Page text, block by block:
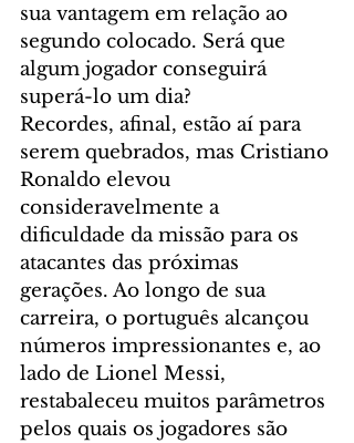
sua vantagem em relação ao
segundo colocado. Será que
algum jogador conseguirá
superá-lo um dia?
Recordes, afinal, estão aí para
serem quebrados, mas Cristiano
Ronaldo elevou
consideravelmente a
dificuldade da missão para os
atacantes das próximas
gerações. Ao longo de sua
carreira, o português alcançou
números impressionantes e, ao
lado de Lionel Messi,
restabaleceu muitos parâmetros
pelos quais os jogadores são